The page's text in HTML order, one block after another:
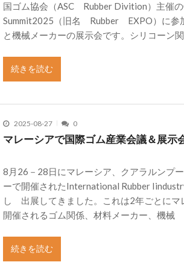
国ゴム協会（ASC Rubber Divition）主催
Summit2025（旧名 Rubber EXPO）に参
と機械メーカーの展示会です。シリコーン
続きを読む
2025-08-27 0
マレーシアで国際ゴム産業会議＆展示
8月26－28日にマレーシア、クアラルンプ
ーで開催されたInternational Rubber
し 出展してきました。これは2年ごとにマ
開催されるゴム関係、材料メーカー、機械
続きを読む